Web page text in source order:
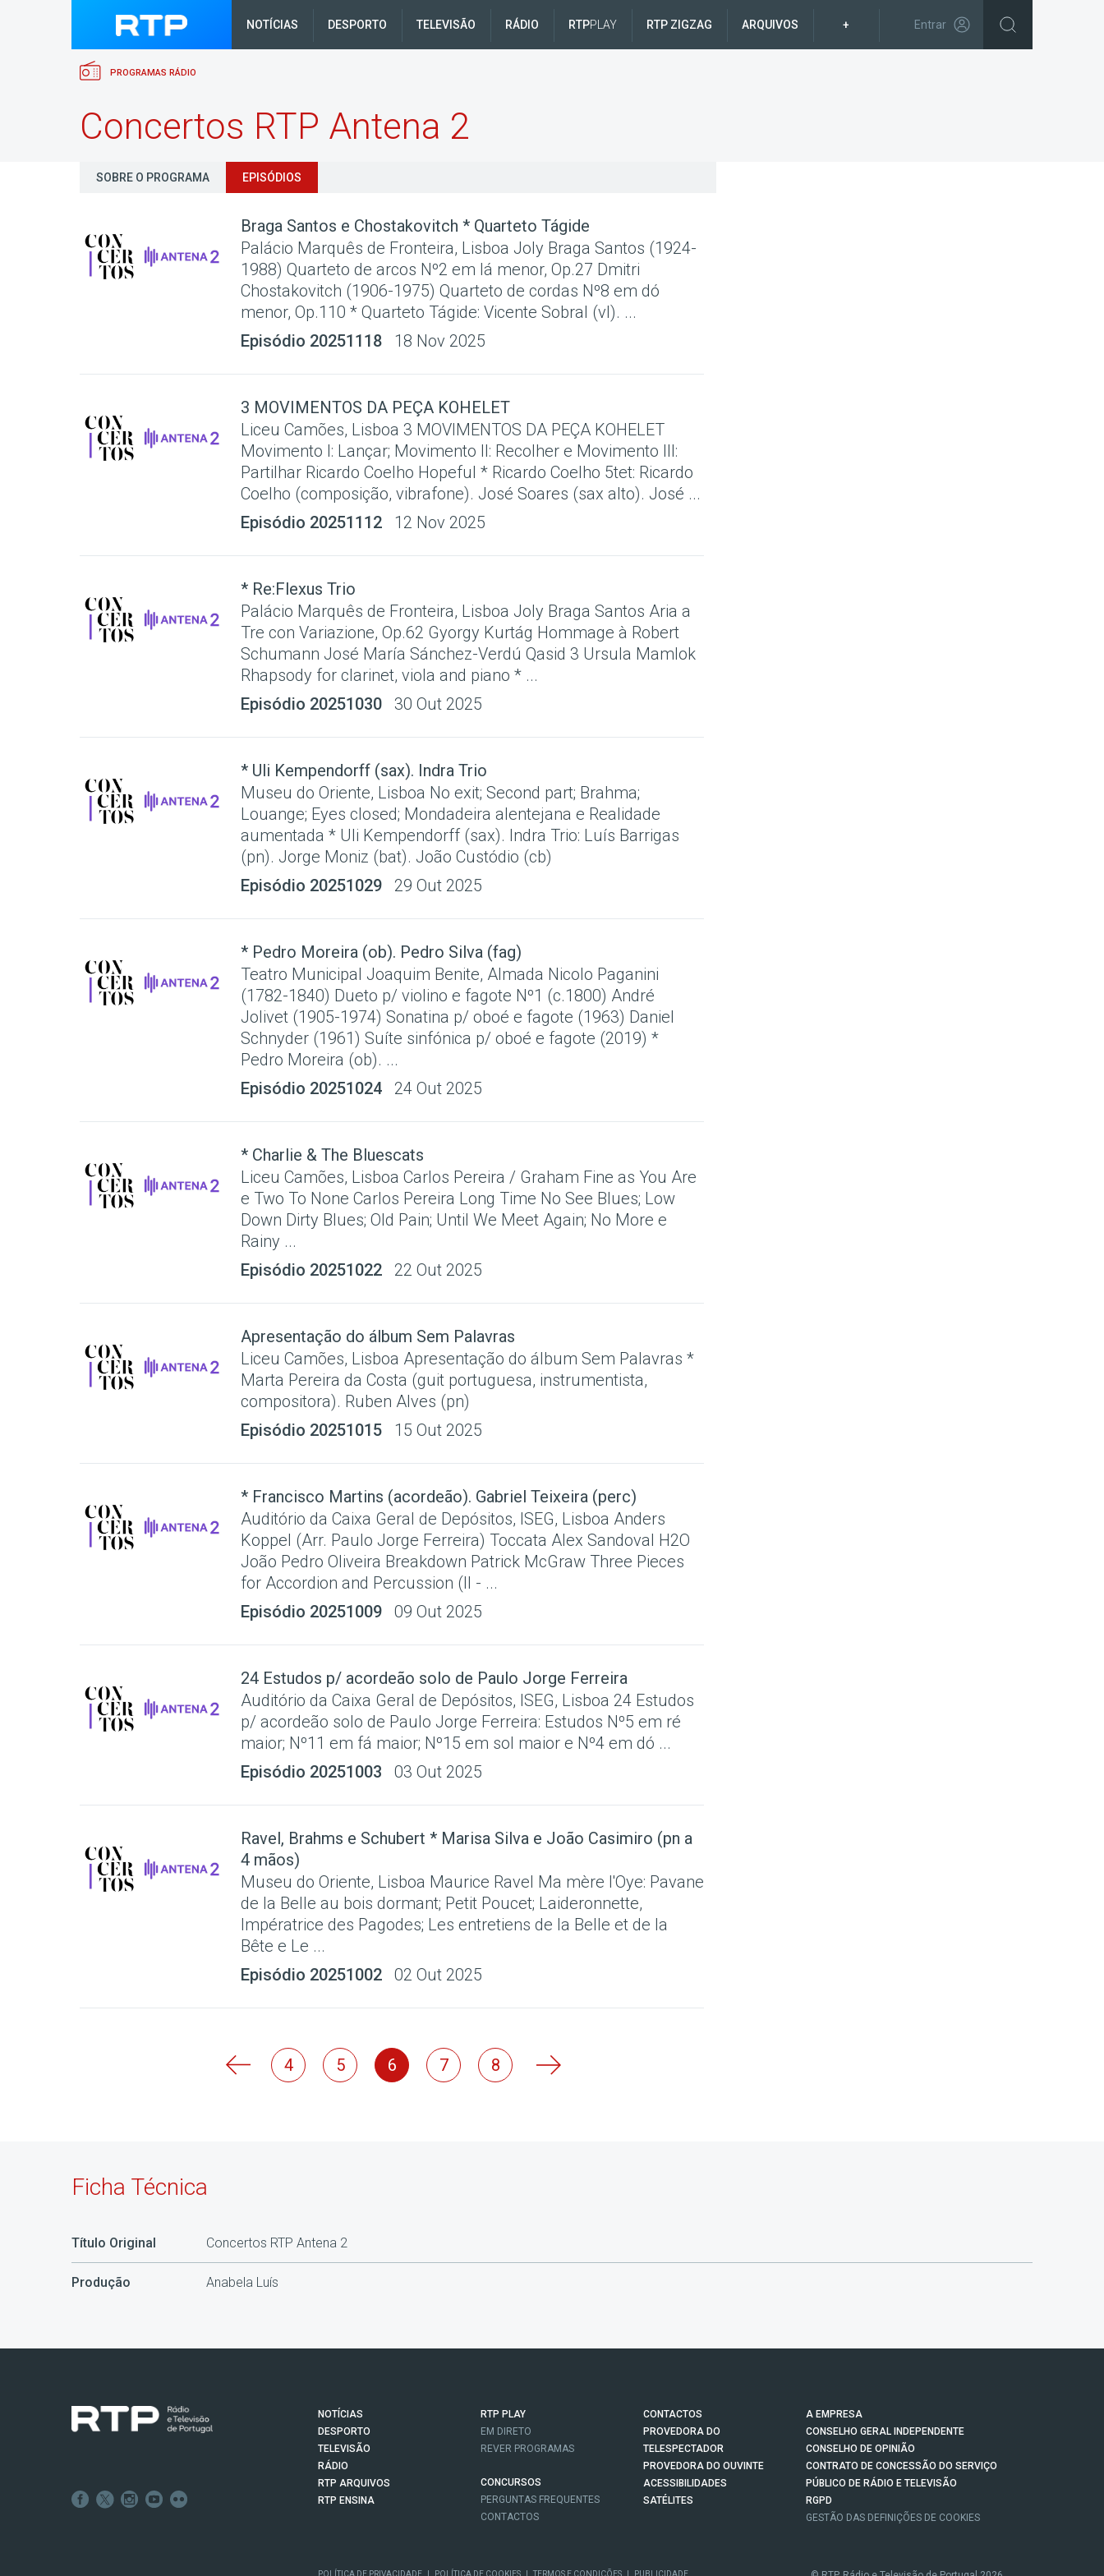
NOTÍCIAS DESPORTO TELEVISÃO RÁDIO RTPPLAY RTP ZIGZAG ARQUIVOS + Entrar
PROGRAMAS RÁDIO
Concertos RTP Antena 2
SOBRE O PROGRAMA EPISÓDIOS
Braga Santos e Chostakovitch * Quarteto Tágide
Palácio Marquês de Fronteira, Lisboa Joly Braga Santos (1924-
1988) Quarteto de arcos Nº2 em lá menor, Op.27 Dmitri
Chostakovitch (1906-1975) Quarteto de cordas Nº8 em dó
menor, Op.110 * Quarteto Tágide: Vicente Sobral (vl). ...
Episódio 20251118
18 Nov 2025
3 MOVIMENTOS DA PEÇA KOHELET
Liceu Camões, Lisboa 3 MOVIMENTOS DA PEÇA KOHELET
Movimento I: Lançar; Movimento II: Recolher e Movimento III:
Partilhar Ricardo Coelho Hopeful * Ricardo Coelho 5tet: Ricardo
Coelho (composição, vibrafone). José Soares (sax alto). José ...
Episódio 20251112
12 Nov 2025
* Re:Flexus Trio
Palácio Marquês de Fronteira, Lisboa Joly Braga Santos Aria a
Tre con Variazione, Op.62 Gyorgy Kurtág Hommage à Robert
Schumann José María Sánchez-Verdú Qasid 3 Ursula Mamlok
Rhapsody for clarinet, viola and piano * ...
Episódio 20251030
30 Out 2025
* Uli Kempendorff (sax). Indra Trio
Museu do Oriente, Lisboa No exit; Second part; Brahma;
Louange; Eyes closed; Mondadeira alentejana e Realidade
aumentada * Uli Kempendorff (sax). Indra Trio: Luís Barrigas
(pn). Jorge Moniz (bat). João Custódio (cb)
Episódio 20251029
29 Out 2025
* Pedro Moreira (ob). Pedro Silva (fag)
Teatro Municipal Joaquim Benite, Almada Nicolo Paganini
(1782-1840) Dueto p/ violino e fagote Nº1 (c.1800) André
Jolivet (1905-1974) Sonatina p/ oboé e fagote (1963) Daniel
Schnyder (1961) Suíte sinfónica p/ oboé e fagote (2019) *
Pedro Moreira (ob). ...
Episódio 20251024
24 Out 2025
* Charlie & The Bluescats
Liceu Camões, Lisboa Carlos Pereira / Graham Fine as You Are
e Two To None Carlos Pereira Long Time No See Blues; Low
Down Dirty Blues; Old Pain; Until We Meet Again; No More e
Rainy ...
Episódio 20251022
22 Out 2025
Apresentação do álbum Sem Palavras
Liceu Camões, Lisboa Apresentação do álbum Sem Palavras *
Marta Pereira da Costa (guit portuguesa, instrumentista,
compositora). Ruben Alves (pn)
Episódio 20251015
15 Out 2025
* Francisco Martins (acordeão). Gabriel Teixeira (perc)
Auditório da Caixa Geral de Depósitos, ISEG, Lisboa Anders
Koppel (Arr. Paulo Jorge Ferreira) Toccata Alex Sandoval H2O
João Pedro Oliveira Breakdown Patrick McGraw Three Pieces
for Accordion and Percussion (II - ...
Episódio 20251009
09 Out 2025
24 Estudos p/ acordeão solo de Paulo Jorge Ferreira
Auditório da Caixa Geral de Depósitos, ISEG, Lisboa 24 Estudos
p/ acordeão solo de Paulo Jorge Ferreira: Estudos Nº5 em ré
maior; Nº11 em fá maior; Nº15 em sol maior e Nº4 em dó ...
Episódio 20251003
03 Out 2025
Ravel, Brahms e Schubert * Marisa Silva e João Casimiro (pn a
4 mãos)
Museu do Oriente, Lisboa Maurice Ravel Ma mère l'Oye: Pavane
de la Belle au bois dormant; Petit Poucet; Laideronnette,
Impératrice des Pagodes; Les entretiens de la Belle et de la
Bête e Le ...
Episódio 20251002
02 Out 2025
4 5 6 7 8
Ficha Técnica
Título Original Concertos RTP Antena 2
Produção Anabela Luís
NOTÍCIAS
DESPORTO
TELEVISÃO
RÁDIO
RTP ARQUIVOS
RTP ENSINA
RTP PLAY
EM DIRETO
REVER PROGRAMAS
CONCURSOS
PERGUNTAS FREQUENTES
CONTACTOS
CONTACTOS
PROVEDORA DO
TELESPECTADOR
PROVEDORA DO OUVINTE
ACESSIBILIDADES
SATÉLITES
A EMPRESA
CONSELHO GERAL INDEPENDENTE
CONSELHO DE OPINIÃO
CONTRATO DE CONCESSÃO DO SERVIÇO
PÚBLICO DE RÁDIO E TELEVISÃO
RGPD
GESTÃO DAS DEFINIÇÕES DE COOKIES
POLÍTICA DE PRIVACIDADE POLÍTICA DE COOKIES TERMOS E CONDIÇÕES PUBLICIDADE